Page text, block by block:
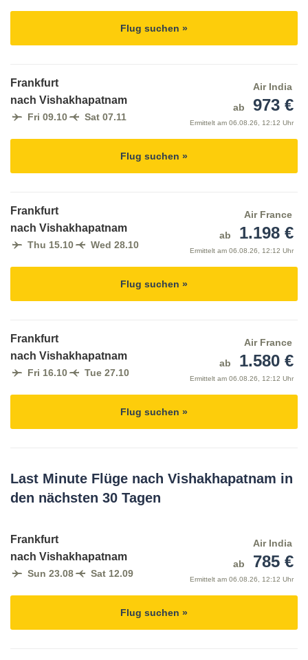
Flug suchen »
Frankfurt
nach Vishakhapatnam
Fri 09.10 Sat 07.11
Air India
ab
973 €
Ermittelt am 06.08.26, 12:12 Uhr
Flug suchen »
Frankfurt
nach Vishakhapatnam
Thu 15.10 Wed 28.10
Air France
ab
1.198 €
Ermittelt am 06.08.26, 12:12 Uhr
Flug suchen »
Frankfurt
nach Vishakhapatnam
Fri 16.10 Tue 27.10
Air France
ab
1.580 €
Ermittelt am 06.08.26, 12:12 Uhr
Flug suchen »
Last Minute Flüge nach Vishakhapatnam in
den nächsten 30 Tagen
Frankfurt
nach Vishakhapatnam
Sun 23.08 Sat 12.09
Air India
ab
785 €
Ermittelt am 06.08.26, 12:12 Uhr
Flug suchen »